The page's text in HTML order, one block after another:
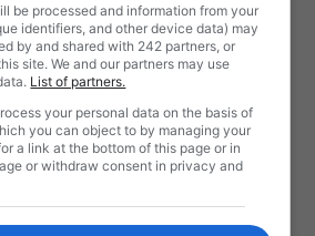
be processed and information from your
identifiers, and other device data) may
by and shared with 242 partners, or
site. We and our partners may use
List of partners.
your personal data on the basis of
you can object to by managing your
a link at the bottom of this page or in
or withdraw consent in privacy and